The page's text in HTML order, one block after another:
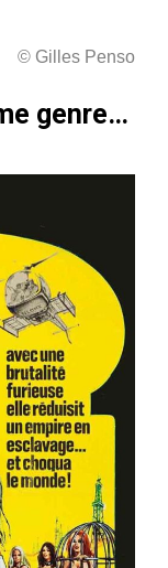
© Gilles Penso
genre…